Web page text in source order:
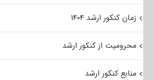
زمان کنکور ارشد ۱۴۰۴
محرومیت از کنکور ارشد
منابع کنکور ارشد